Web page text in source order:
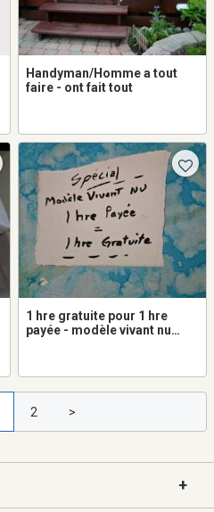
Handyman/Homme a tout
faire - ont fait tout
1 hre gratuite pour 1 hre
payée - modèle vivant nu
2 >
+